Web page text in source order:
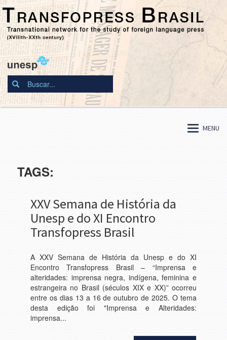
MENU
TAGS:
XXV Semana de História da
Unesp e do XI Encontro
Transfopress Brasil
A XXV Semana de História da Unesp e do XI
Encontro Transfopress Brasil – “Imprensa e
alteridades: imprensa negra, indígena, feminina e
estrangeira no Brasil (séculos XIX e XX)” ocorreu
entre os dias 13 a 16 de outubro de 2025. O tema
desta edição foi "Imprensa e Alteridades:
imprensa...